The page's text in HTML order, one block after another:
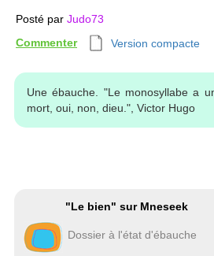
Posté par Judo73
Commenter
Version compacte
Une ébauche. "Le monosyllabe a
mort, oui, non, dieu.", Victor Hugo
"Le bien" sur Mneseek
Dossier à l'état d'ébauche